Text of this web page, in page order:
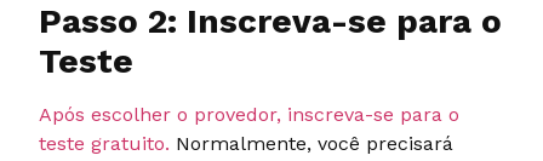
Passo 2: Inscreva-se para o
Teste
Após escolher o provedor, inscreva-se para o
teste gratuito. Normalmente, você precisará